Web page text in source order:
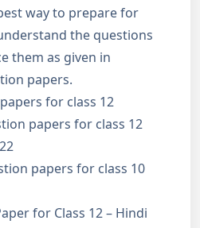
way to prepare for
the questions
them as given in
papers.
for class 12
papers for class 12
papers for class 10
for Class 12 – Hindi